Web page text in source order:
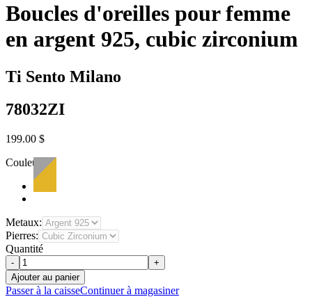
Boucles d'oreilles pour femme
en argent 925, cubic zirconium
Ti Sento Milano
78032ZI
199.00 $
Couleur:
Metaux:
Pierres:
Quantité
-
+
Ajouter au panier
Passer à la caisseContinuer à magasiner